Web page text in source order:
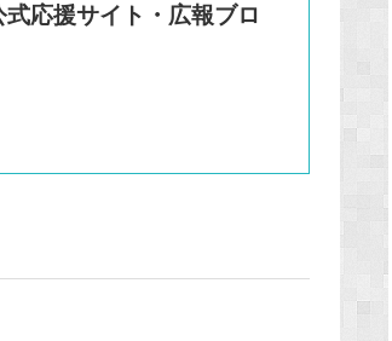
応援サイト・広報ブロ